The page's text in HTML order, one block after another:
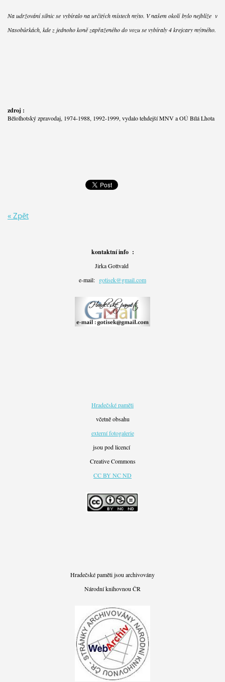
Na udržování silnic se vybíralo na určitých místech mýto. V našem okolí bylo nejblíže v
Nasobůrkách, kde z jednoho koně zapřaženého do vozu se vybíraly 4 krejcary mýtného.
zdroj :
Bělolhotský zpravodaj, 1974-1988, 1992-1999, vydalo tehdejší MNV a OÚ Bílá Lhota
« Zpět
kontaktní info :
Jirka Gottvald
e-mail: gotisek@gmail.com
Hradečské paměti
včetně obsahu
externí fotogalerie
jsou pod licencí
Creative Commons
CC BY NC ND
Hradečské paměti jsou archivovány
Národní knihovnou ČR